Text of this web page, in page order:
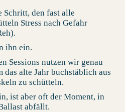
Schritt, den fast alle
Stress nach Gefahr
ihn ein.
Sessions nutzen wir genau
das alte Jahr buchstäblich aus
zu schütteln.
ist aber oft der Moment, in
abfällt.